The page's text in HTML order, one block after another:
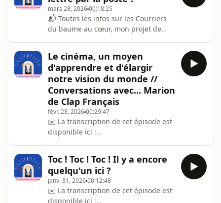
disponible là :
https://www.patreon.com/posts/156616858-
---La question du jour : Quelle place
occupe l&#39;amitié dans nos vies ?
Au programme de cet épisode :
Aujourd&#39;hui, on réfléchit d&#39;
mars 28, 202600:18:25
📬 Toutes les infos sur les Courriers
du baume au cœur, mon projet de
courriers-du-baume-au-cur✉️ ⁠⁠⁠La
transcription de cet épisode est
disponible là :
https://www.patreon.com/posts/154065114-
---La question du jour : Est-ce que
c&#39;est bientôt la fin du courrier
papier ?Au programme de cet épisode
: Aujourd&#39;hui, on s&#39;inté
Le cinéma, un moyen
d'apprendre et d'élargir
notre vision du monde //
Conversations avec... Marion
de Clap Français
févr. 28, 202600:29:47
✉️ ⁠⁠⁠La transcription de cet épisode est
disponible ici :
du jour : Le cinéma nous permet
d&#39;élargir notre vision du monde.
Mais comment utiliser les films dans
l&#39;apprentissage d&#39;une
Toc ! Toc ! Toc ! Il y a encore
quelqu'un ici ?
janv. 31, 202600:12:48
✉️ ⁠⁠⁠La transcription de cet épisode est
disponible ici :